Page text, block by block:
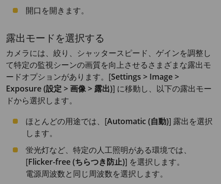
開口を開きます。
露出モードを選択する
カメラには、絞り、シャッタースピード、ゲインを調整し
て特定の監視シーンの画質を向上させるさまざまな露出モ
ードオプションがあります。[Settings > Image >
Exposure (設定 > 画像 > 露出)] に移動し、以下の露出モー
ドから選択します。
ほとんどの用途では、[Automatic (自動)] 露出を選択
します。
蛍光灯など、特定の人工照明がある環境では、
[Flicker-free (ちらつき防止)] を選択します。
電源周波数と同じ周波数を選択します。